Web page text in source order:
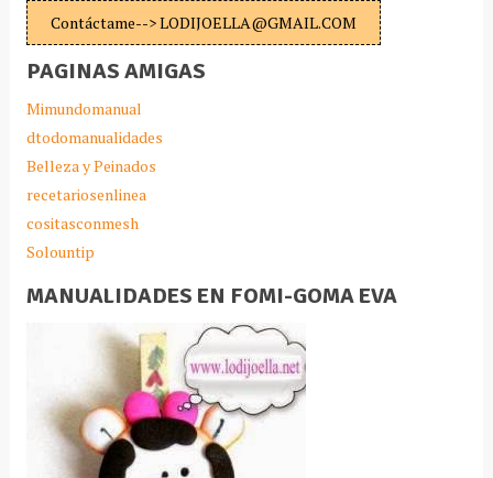
Contáctame--> LODIJOELLA@GMAIL.COM
PAGINAS AMIGAS
Mimundomanual
dtodomanualidades
Belleza y Peinados
recetariosenlinea
cositasconmesh
Solountip
MANUALIDADES EN FOMI-GOMA EVA